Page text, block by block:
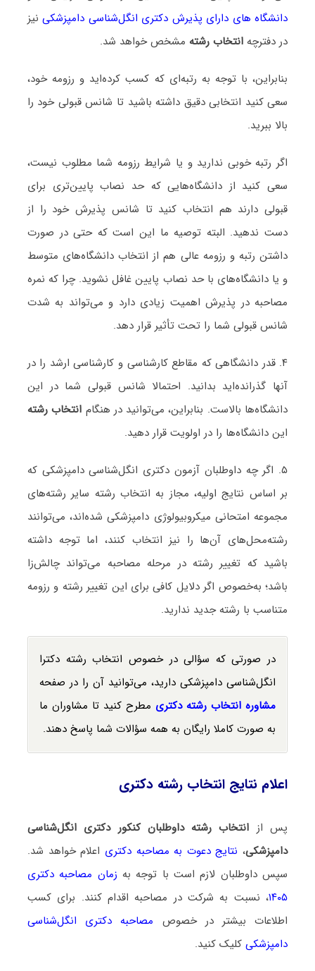
دانشگاه‌ های دارای پذیرش دکتری انگل‌شناسی دامپزشکینیز
در دفترچه انتخاب رشته مشخص خواهد شد.
بنابراین، با توجه به رتبه‌ای که کسب کرده‌اید و رزومه خود،
سعی کنید انتخابی دقیق داشته باشید تا شانس قبولی خود را
بالا ببرید.
اگر رتبه خوبی ندارید و یا شرایط رزومه شما مطلوب نیست،
سعی کنید از دانشگاه‌هایی که حد نصاب پایین‌تری برای
قبولی دارند هم انتخاب کنید تا شانس پذیرش خود را از
دست ندهید. البته توصیه ما این است که حتی در صورت
داشتن رتبه و رزومه عالی هم از انتخاب دانشگاه‌های متوسط
و یا دانشگاه‌های با حد نصاب پایین غافل نشوید. چرا که نمره
مصاحبه در پذیرش اهمیت زیادی دارد و می‌تواند به شدت
شانس قبولی شما را تحت تأثیر قرار دهد.
۴. قدر دانشگاهی که مقاطع کارشناسی و کارشناسی ارشد را در
آنها گذرانده‌اید بدانید. احتمالا شانس قبولی شما در این
دانشگاه‌ها بالاست. بنابراین، می‌توانید در هنگام انتخاب رشته
این دانشگاه‌ها را در اولویت قرار دهید.
۵. اگر چه داوطلبان آزمون دکتری انگل‌شناسی دامپزشکی که
بر اساس نتایج اولیه، مجاز به انتخاب رشته سایر رشته‌های
مجموعه امتحانی میکروبیولوژی دامپزشکی شده‌اند، می‌توانند
رشته‌محل‌های آن‌ها را نیز انتخاب کنند، اما توجه داشته
باشید که تغییر رشته در مرحله مصاحبه می‌تواند چالش‌زا
باشد؛ به‌خصوص اگر دلایل کافی برای این تغییر رشته و رزومه
متناسب با رشته جدید ندارید.
در صورتی که سؤالی در خصوص انتخاب رشته دکترا
انگل‌شناسی دامپزشکی دارید، می‌توانید آن را در صفحه
مشاوره انتخاب رشته دکتری مطرح کنید تا مشاوران ما
به صورت کاملا رایگان به همه سؤالات شما پاسخ دهند.
اعلام نتایج انتخاب رشته دکتری
پس از انتخاب رشته داوطلبان کنکور دکتری انگل‌شناسی
دامپزشکی، نتایج دعوت به مصاحبه دکتری اعلام خواهد شد.
سپس داوطلبان لازم است با توجه به زمان مصاحبه دکتری
۱۴۰۵، نسبت به شرکت در مصاحبه اقدام کنند. برای کسب
اطلاعات بیشتر در خصوص مصاحبه دکتری انگل‌شناسی
دامپزشکیکلیک کنید.